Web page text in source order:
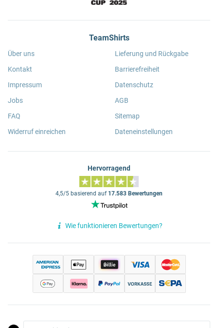
TeamShirts
Über uns
Kontakt
Impressum
Jobs
FAQ
Widerruf einreichen
Lieferung und Rückgabe
Barrierefreiheit
Datenschutz
AGB
Sitemap
Dateneinstellungen
Hervorragend
4,5/5 basierend auf 17.583 Bewertungen
Wie funktionieren Bewertungen?